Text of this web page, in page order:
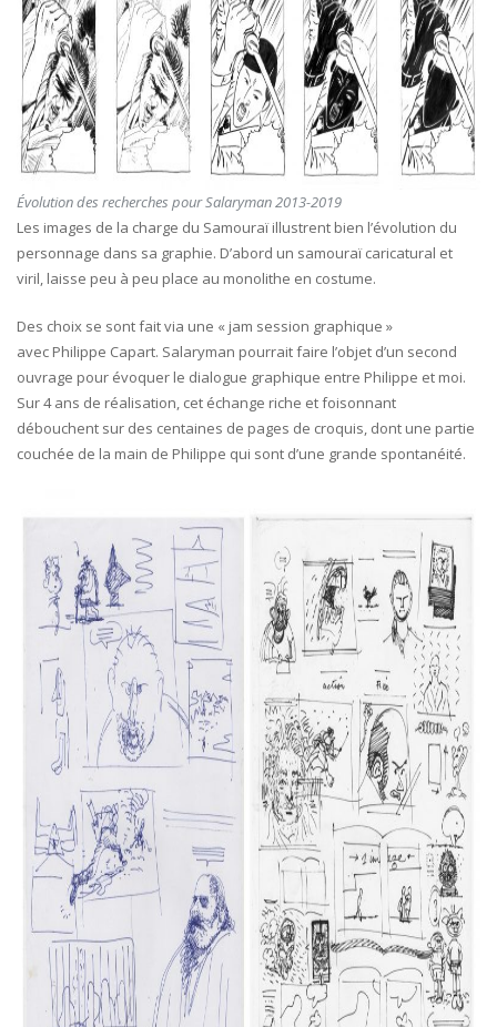
Évolution des recherches pour Salaryman 2013-2019
Les images de la charge du Samouraï illustrent bien l’évolution du
personnage dans sa graphie. D’abord un samouraï caricatural et
viril, laisse peu à peu place au monolithe en costume.
Des choix se sont fait via une « jam session graphique »
avec Philippe Capart. Salaryman pourrait faire l’objet d’un second
ouvrage pour évoquer le dialogue graphique entre Philippe et moi.
Sur 4 ans de réalisation, cet échange riche et foisonnant
débouchent sur des centaines de pages de croquis, dont une partie
couchée de la main de Philippe qui sont d’une grande spontanéité.